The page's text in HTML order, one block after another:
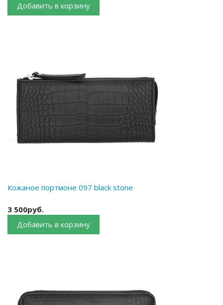
Добавить в корзину
Кожаное портмоне 097 black stone
3 500руб.
Добавить в корзину